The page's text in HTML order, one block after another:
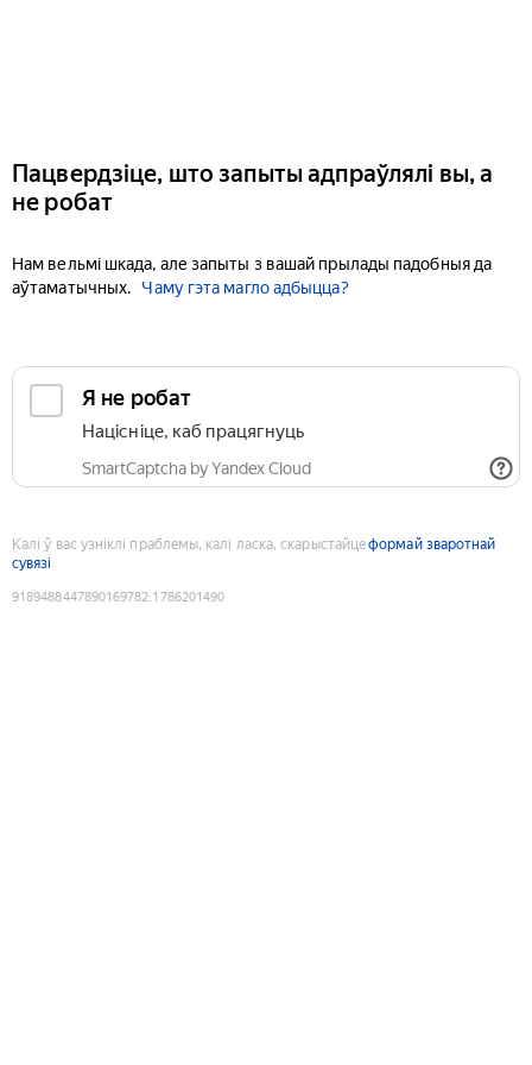
Пацвердзіце, што запыты адпраўлялі вы, а
не робат
Нам вельмі шкада, але запыты з вашай прылады падобныя да
аўтаматычных.
Чаму гэта магло адбыцца?
Я не робат
Націсніце, каб працягнуць
SmartCaptcha by Yandex Cloud
Калі ў вас узніклі праблемы, калі ласка, скарыстайцеформай зваротнай
сувязі
9189488447890169782:1786201490